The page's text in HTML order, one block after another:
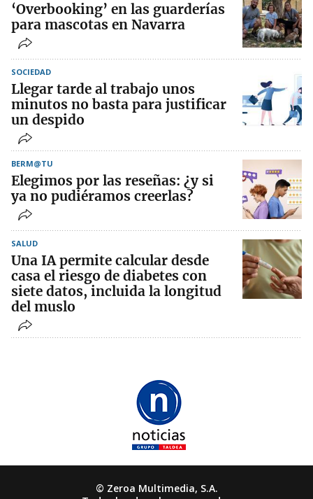
‘Overbooking’ en las guarderías
para mascotas en Navarra
SOCIEDAD
Llegar tarde al trabajo unos
minutos no basta para justificar
un despido
BERM@TU
Elegimos por las reseñas: ¿y si
ya no pudiéramos creerlas?
SALUD
Una IA permite calcular desde
casa el riesgo de diabetes con
siete datos, incluida la longitud
del muslo
© Zeroa Multimedia, S.A.